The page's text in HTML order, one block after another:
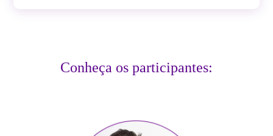
Conheça os participantes: